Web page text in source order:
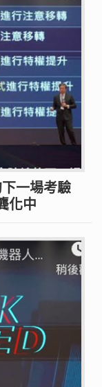
一場考驗
化中